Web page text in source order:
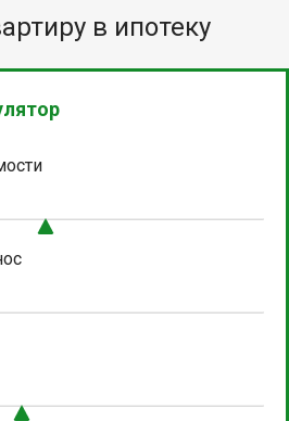
в ипотеку